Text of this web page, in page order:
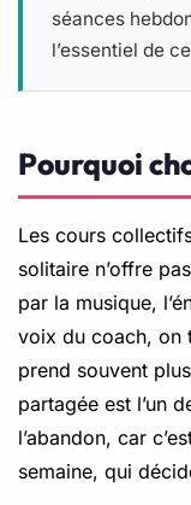
séances
l’essentiel de
Pourquoi
Les cours
solitaire n’offre
par la musique,
voix du coach, on
prend souvent
partagée est l’un
l’abandon, car
semaine, qui